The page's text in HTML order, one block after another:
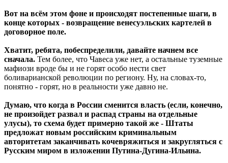
Вот на всём этом фоне и происходят постепенные шаги, в
конце которых - возвращение венесуэльских картелей в
договорное поле.
Хватит, ребята, побеспределили, давайте начнем все
сначала. Тем более, что Чавеса уже нет, а остальные туземные
мафиози вроде бы и не горят особо нести свет
боливарианской революции по региону. Ну, на словах-то,
понятно - горят, но в реальности уже давно не.
Думаю, что когда в России сменится власть (если, конечно,
не произойдет развал и распад страны на отдельные
улусы), то схема будет примерно такой же - Штаты
предложат новым российским криминальным
авторитетам заканчивать кочевряжиться и закругляться с
Русским миром в изложении Путина-Дугина-Ильина.